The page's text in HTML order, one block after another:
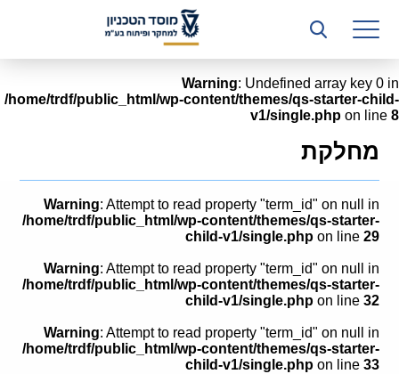
רשות המחקר
היחידה העסקית (T3)
קשרי תעשייה
ביה”ס ללימודי המשך
המכון הישראלי לטכנולוגיות ייצור חומרים
משאבי אנוש
כספים וכלכלה
המחלקה המשפטית
מחלקת תפעול
Warning: Undefined array key 0 in
/home/trdf/public_html/wp-content/themes/qs-starter-child-
v1/single.php on line 8
מחלקת
Warning: Attempt to read property "term_id" on null in
/home/trdf/public_html/wp-content/themes/qs-starter-
child-v1/single.phpon line 29
Warning: Attempt to read property "term_id" on null in
/home/trdf/public_html/wp-content/themes/qs-starter-
child-v1/single.phpon line 32
Warning: Attempt to read property "term_id" on null in
/home/trdf/public_html/wp-content/themes/qs-starter-
child-v1/single.phpon line 33